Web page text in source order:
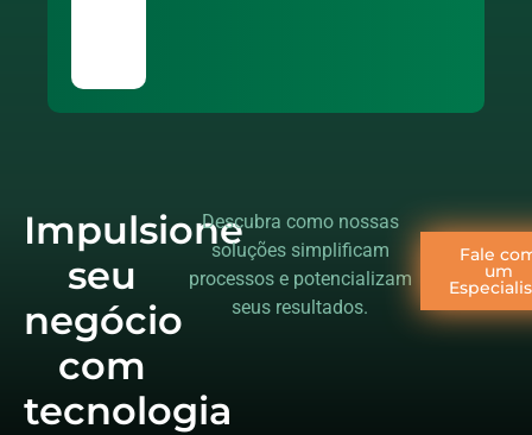
Impulsione
seu
negócio
com
tecnologia
Descubra como nossas
soluções simplificam
processos e potencializam
seus resultados.
Fale
um